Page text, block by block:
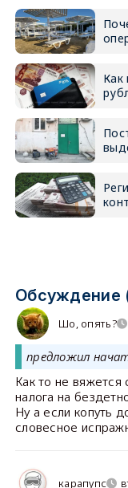
Как
Обсуждение
Шо, опять?
предложил
Как то не
налога на
Ну а если копуть
словесное
карапупс